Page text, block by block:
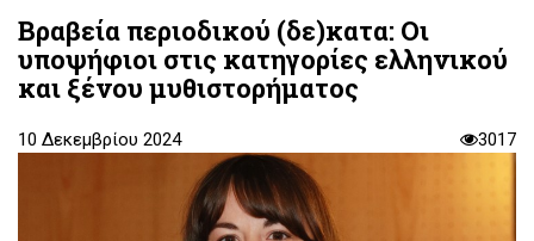
Βραβεία περιοδικού (δε)κατα: Οι
υποψήφιοι στις κατηγορίες ελληνικού
και ξένου μυθιστορήματος
10 Δεκεμβρίου 2024 3017